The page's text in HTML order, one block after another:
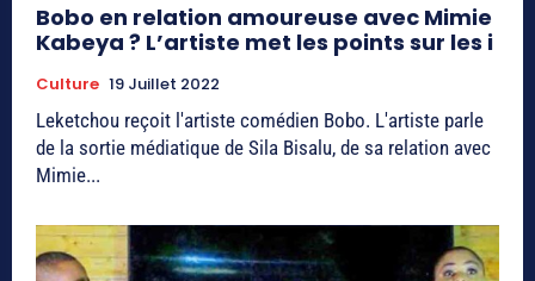
Bobo en relation amoureuse avec Mimie
Kabeya ? L’artiste met les points sur les i
Culture 19 Juillet 2022
Leketchou reçoit l'artiste comédien Bobo. L'artiste parle
de la sortie médiatique de Sila Bisalu, de sa relation avec
Mimie...